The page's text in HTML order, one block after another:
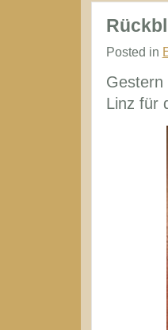
Posted in
Gestern
Linz für